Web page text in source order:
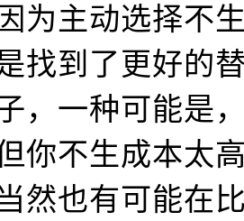
为主动选择不
找到了更好的
，一种可能是
你不生成本太
然也有可能在